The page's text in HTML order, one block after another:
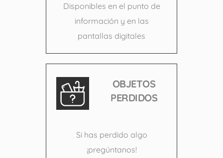
Disponibles en el punto de
información y en las
pantallas digitales
OBJETOS
PERDIDOS
Si has perdido algo
¡pregúntanos!